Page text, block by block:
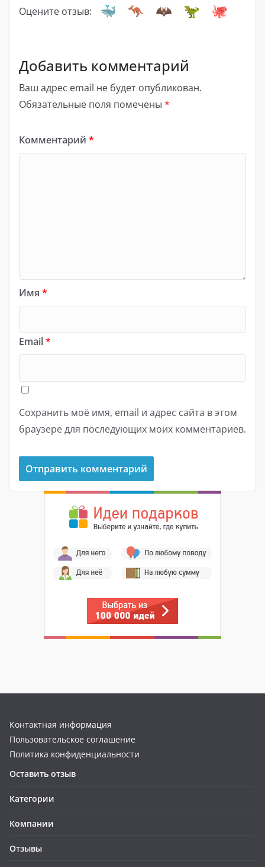
Оцените отзыв:
Добавить комментарий
Ваш адрес email не будет опубликован.
Обязательные поля помечены *
Комментарий *
Имя *
Email*
Сохранить моё имя, email и адрес сайта в этом
браузере для последующих моих комментариев.
Контактная информация
Пользовательское соглашение
Политика конфиденциальности
Оставить отзыв
Категории
Компании
Отзывы